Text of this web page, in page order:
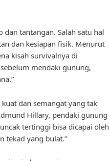
tantangan. Salah satu hal
dan kesiapan fisik. Menurut
kisah survivalnya di
mendaki gunung,
dan semangat yang tak
Hillary, pendaki gunung
tertinggi bisa dicapai oleh
tekad yang bulat.”